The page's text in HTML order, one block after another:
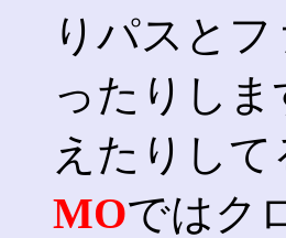
りパスと
ったりし
えたりし
MOではク